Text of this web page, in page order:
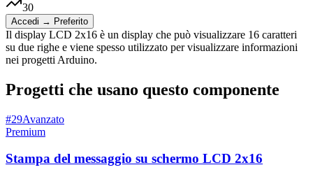
30
Accedi → Preferito
Il display LCD 2x16 è un display che può visualizzare 16 caratteri
su due righe e viene spesso utilizzato per visualizzare informazioni
nei progetti Arduino.
Progetti che usano questo componente
#29Avanzato
Premium
Stampa del messaggio su schermo LCD 2x16